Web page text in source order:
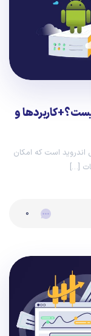
و
اندروید است که امکان
[…]
۰